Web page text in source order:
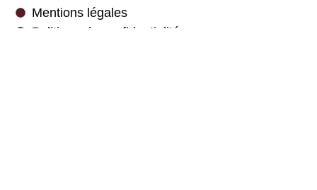
Mentions légales
Politique de confidentialité